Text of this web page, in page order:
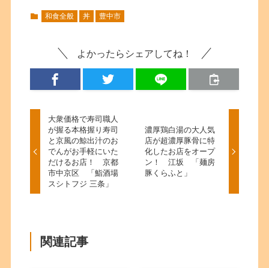
和食全般 丼 豊中市
よかったらシェアしてね！
大衆価格で寿司職人
が握る本格握り寿司
と京風の鯨出汁のお
でんがお手軽にいた
だけるお店！ 京都
市中京区 「鮨酒場
スシトフジ 三条」
濃厚鶏白湯の大人気
店が超濃厚豚骨に特
化したお店をオープ
ン！ 江坂 「麺房
豚くらふと」
関連記事